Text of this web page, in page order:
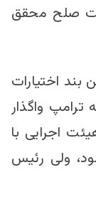
صلح محقق
بند اختیارات
واگذار
اجرایی با
ولی رئیس